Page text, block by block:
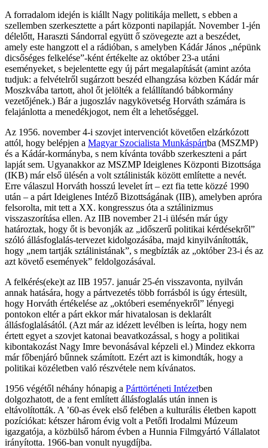
A forradalom idején is kiállt Nagy politikája mellett, s ebben a
szellemben szerkesztette a párt központi napilapját. November 1-jén
délelőtt, Haraszti Sándorral együtt ő szövegezte azt a beszédet,
amely este hangzott el a rádióban, s amelyben Kádár János „népünk
dicsőséges felkelése”-ként értékelte az október 23-a utáni
eseményeket, s bejelentette egy új párt megalapítását (amint azóta
tudjuk: a felvételről sugárzott beszéd elhangzása közben Kádár már
Moszkvába tartott, ahol őt jelölték a felállítandó bábkormány
vezetőjének.) Bár a jugoszláv nagykövetség Horváth számára is
felajánlotta a menedékjogot, nem élt a lehetőséggel.
Az 1956. november 4-i szovjet intervenciót követően elzárkózott
attól, hogy belépjen a Magyar Szocialista Munkáspártba (MSZMP)
és a Kádár-kormányba, s nem kívánta tovább szerkeszteni a párt
lapját sem. Ugyanakkor az MSZMP Ideiglenes Központi Bizottsága
(IKB) már első ülésén a volt sztálinisták között említette a nevét.
Erre válaszul Horváth hosszú levelet írt – ezt fia tette közzé 1990
után – a párt Ideiglenes Intéző Bizottságának (IIB), amelyben apróra
felsorolta, mit tett a XX. kongresszus óta a sztálinizmus
visszaszorítása ellen. Az IIB november 21-i ülésén már úgy
határoztak, hogy őt is bevonják az „időszerű politikai kérdésekről”
szóló állásfoglalás-tervezet kidolgozásába, majd kinyilvánították,
hogy „nem tartják sztálinistának”, s megbízták az „október 23-i és az
azt követő események” feldolgozásával.
A felkérés(eke)t az IIB 1957. január 25-én visszavonta, nyilván
annak hatására, hogy a pártvezetés több forrásból is úgy értesült,
hogy Horváth értékelése az „októberi eseményekről” lényegi
pontokon eltér a párt ekkor már hivatalosan is deklarált
állásfoglalásától. (Azt már az idézett levélben is leírta, hogy nem
értett egyet a szovjet katonai beavatkozással, s hogy a politikai
kibontakozást Nagy Imre bevonásával képzeli el.) Mindez ekkorra
már főbenjáró bűnnek számított. Ezért azt is kimondták, hogy a
politikai közéletben való részvétele nem kívánatos.
1956 végétől néhány hónapig a Párttörténeti Intézetben
dolgozhatott, de a fent említett állásfoglalás után innen is
eltávolították. A ’60-as évek első felében a kulturális életben kapott
pozíciókat: kétszer három évig volt a Petőfi Irodalmi Múzeum
igazgatója, a közbülső három évben a Hunnia Filmgyártó Vállalatot
irányította. 1966-ban vonult nyugdíjba.